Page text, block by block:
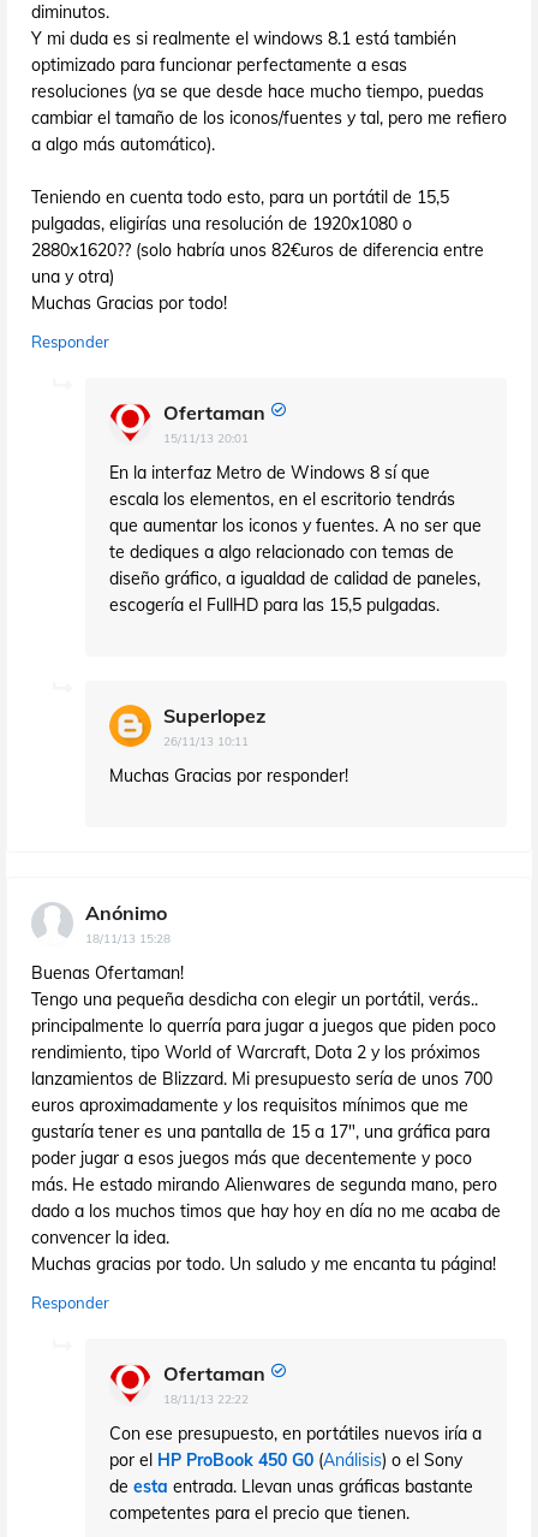
diminutos.
Y mi duda es si realmente el windows 8.1 está también
optimizado para funcionar perfectamente a esas
resoluciones (ya se que desde hace mucho tiempo, puedas
cambiar el tamaño de los iconos/fuentes y tal, pero me refiero
a algo más automático).
Teniendo en cuenta todo esto, para un portátil de 15,5
pulgadas, eligirías una resolución de 1920x1080 o
2880x1620?? (solo habría unos 82€uros de diferencia entre
una y otra)
Muchas Gracias por todo!
Responder
Ofertaman
15/11/13 20:01
En la interfaz Metro de Windows 8 sí que
escala los elementos, en el escritorio tendrás
que aumentar los iconos y fuentes. A no ser que
te dediques a algo relacionado con temas de
diseño gráfico, a igualdad de calidad de paneles,
escogería el FullHD para las 15,5 pulgadas.
Superlopez
26/11/13 10:11
Muchas Gracias por responder!
Anónimo
18/11/13 15:28
Buenas Ofertaman!
Tengo una pequeña desdicha con elegir un portátil, verás..
principalmente lo querría para jugar a juegos que piden poco
rendimiento, tipo World of Warcraft, Dota 2 y los próximos
lanzamientos de Blizzard. Mi presupuesto sería de unos 700
euros aproximadamente y los requisitos mínimos que me
gustaría tener es una pantalla de 15 a 17", una gráfica para
poder jugar a esos juegos más que decentemente y poco
más. He estado mirando Alienwares de segunda mano, pero
dado a los muchos timos que hay hoy en día no me acaba de
convencer la idea.
Muchas gracias por todo. Un saludo y me encanta tu página!
Responder
Ofertaman
18/11/13 22:22
Con ese presupuesto, en portátiles nuevos iría a
por el HP ProBook 450 G0 (Análisis) o el Sony
de esta entrada. Llevan unas gráficas bastante
competentes para el precio que tienen.